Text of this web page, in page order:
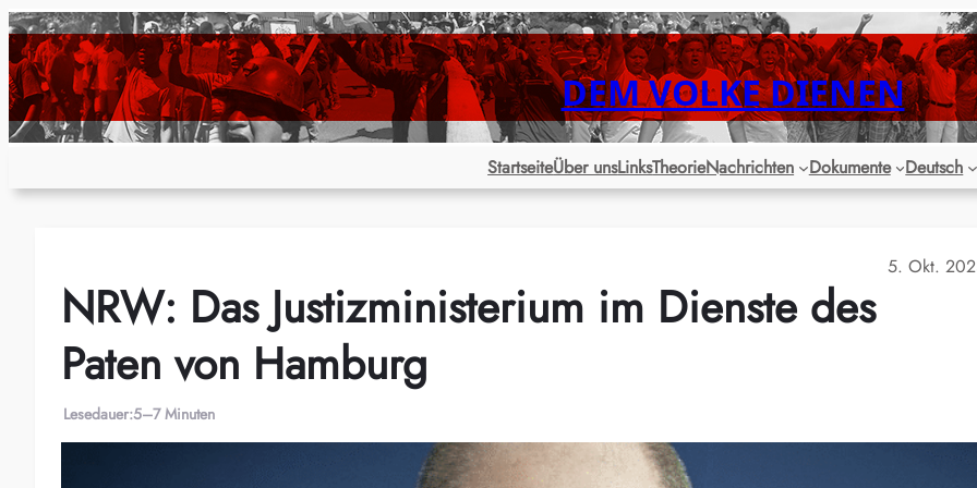
Zum
Inhalt
springen
DEM VOLKE DIENEN
StartseiteÜber unsLinksTheorieNachrichten Dokumente Deutsch
5. Okt.
NRW: Das Justizministerium im Dienste des
Paten von Hamburg
Lesedauer:5–7 Minuten